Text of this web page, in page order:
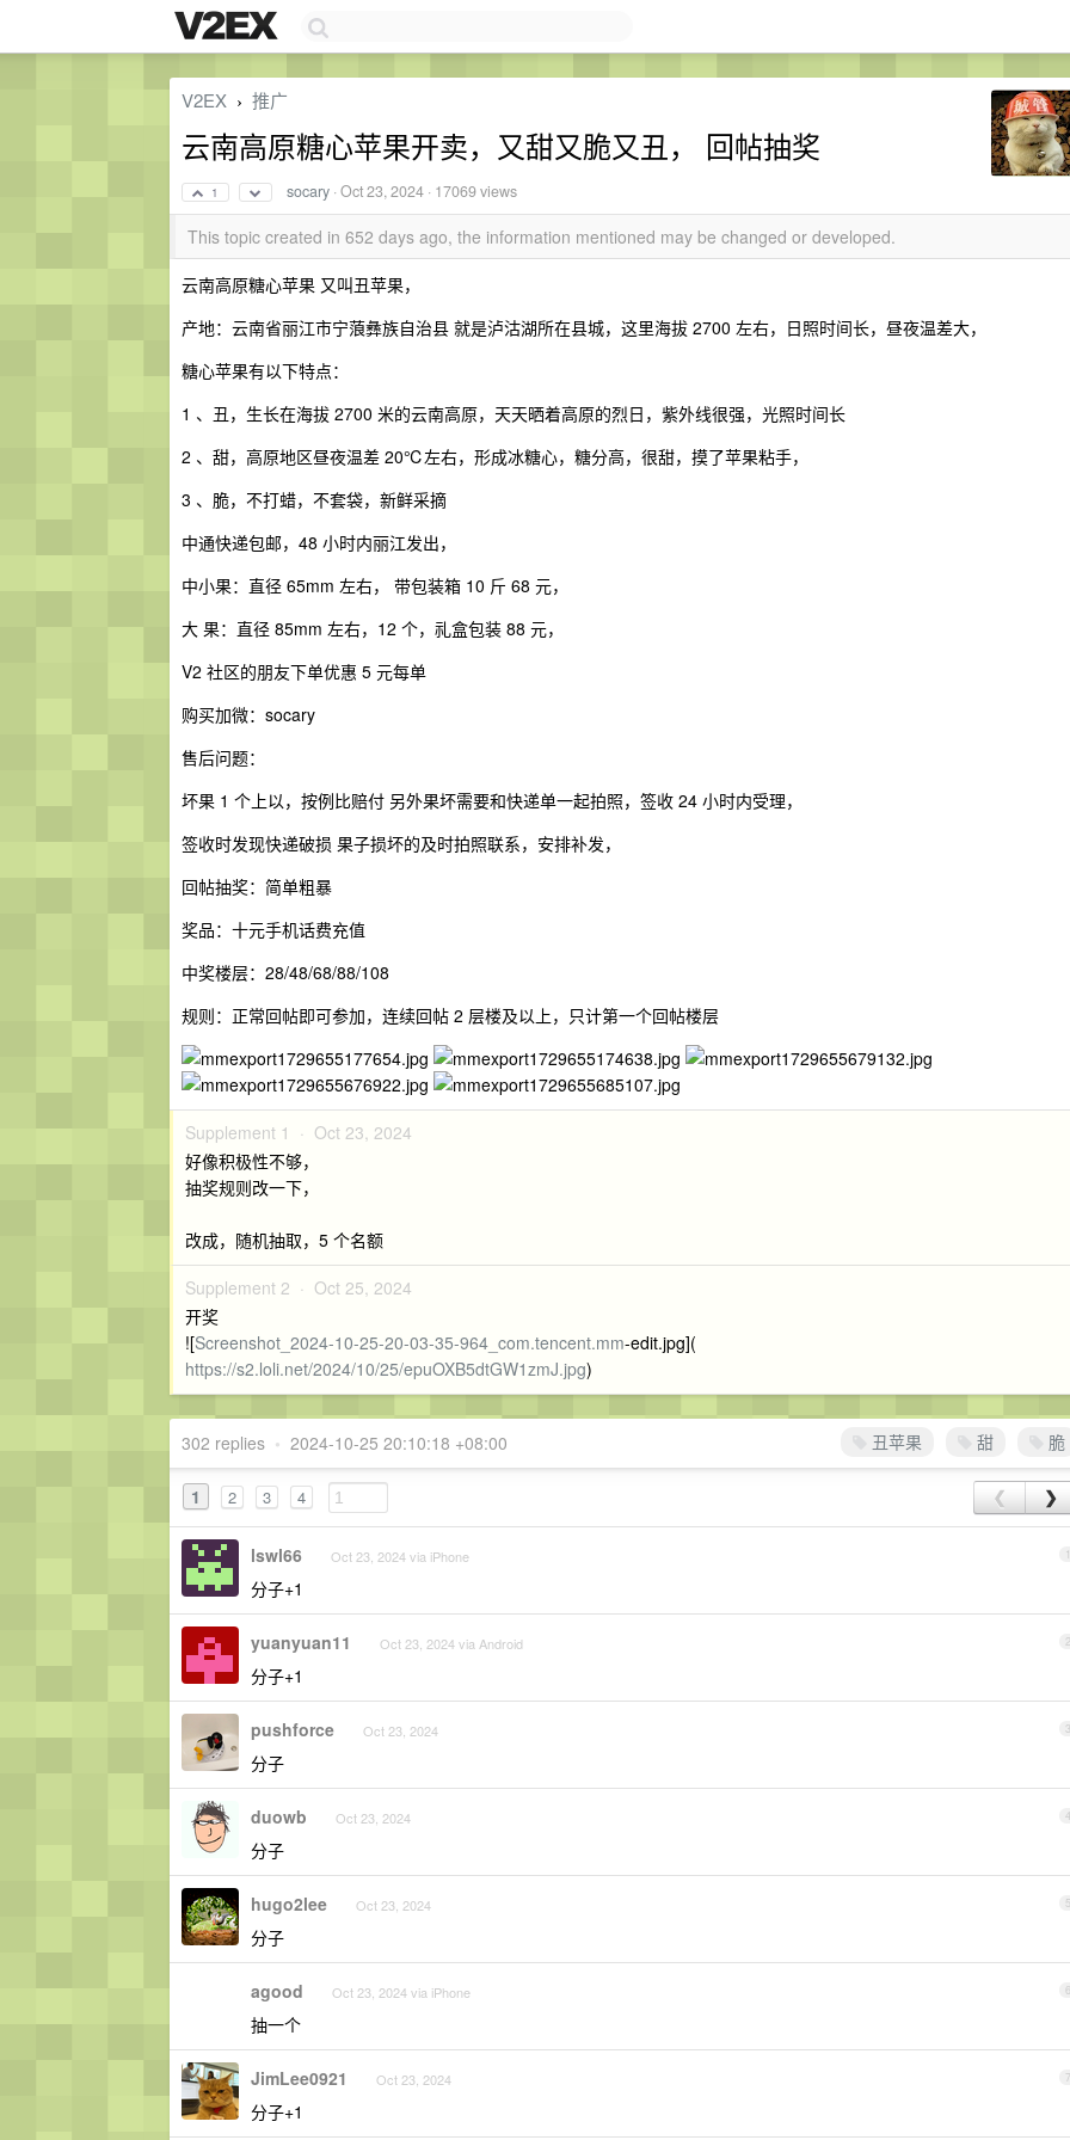
V2EX › 推广
云南高原糖心苹果开卖，又甜又脆又丑， 回帖抽奖
1 socary ·Oct 23, 2024 · 17069 views
This topic created in 652 days ago, the information mentioned may be changed or developed.
云南高原糖心苹果 又叫丑苹果，
产地：云南省丽江市宁蒗彝族自治县 就是泸沽湖所在县城，这里海拔 2700 左右，日照时间长，昼夜温差大，
糖心苹果有以下特点：
1 、丑，生长在海拔 2700 米的云南高原，天天晒着高原的烈日，紫外线很强，光照时间长
2 、甜，高原地区昼夜温差 20℃左右，形成冰糖心，糖分高，很甜，摸了苹果粘手，
3 、脆，不打蜡，不套袋，新鲜采摘
中通快递包邮，48 小时内丽江发出，
中小果：直径 65mm 左右， 带包装箱 10 斤 68 元，
大 果：直径 85mm 左右，12 个，礼盒包装 88 元，
V2 社区的朋友下单优惠 5 元每单
购买加微：socary
售后问题：
坏果 1 个上‮，以‬按例比赔付 另外果坏‮要需‬和快递单一起拍‮，照‬签收 24 小时内受理，
签收时发现快递破损 果子损坏的及时拍照联系，安排补发，
回帖抽奖：简单粗暴
奖品：十元手机话费充值
中奖楼层：28/48/68/88/108
规则：正常回帖即可参加，连续回帖 2 层楼及以上，只计第一个回帖楼层
Supplement 1 · Oct 23, 2024
好像积极性不够，
抽奖规则改一下，
改成，随机抽取，5 个名额
Supplement 2 · Oct 25, 2024
开奖
![Screenshot_2024-10-25-20-03-35-964_com.tencent.mm-edit.jpg](
https://s2.loli.net/2024/10/25/epuOXB5dtGW1zmJ.jpg)
丑苹果 甜 脆
302 replies • 2024-10-25 20:10:18 +08:00
1 2 3 4 ❮ ❯
1
lswl66 Oct 23, 2024 via iPhone
分子+1
2
yuanyuan11 Oct 23, 2024 via Android
分子+1
3
pushforce Oct 23, 2024
分子
4
duowb Oct 23, 2024
分子
5
hugo2lee Oct 23, 2024
分子
6
agood Oct 23, 2024 via iPhone
抽一个
7
JimLee0921 Oct 23, 2024
分子+1